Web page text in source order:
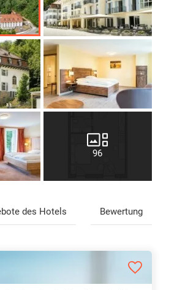
96
des Hotels Bewertung